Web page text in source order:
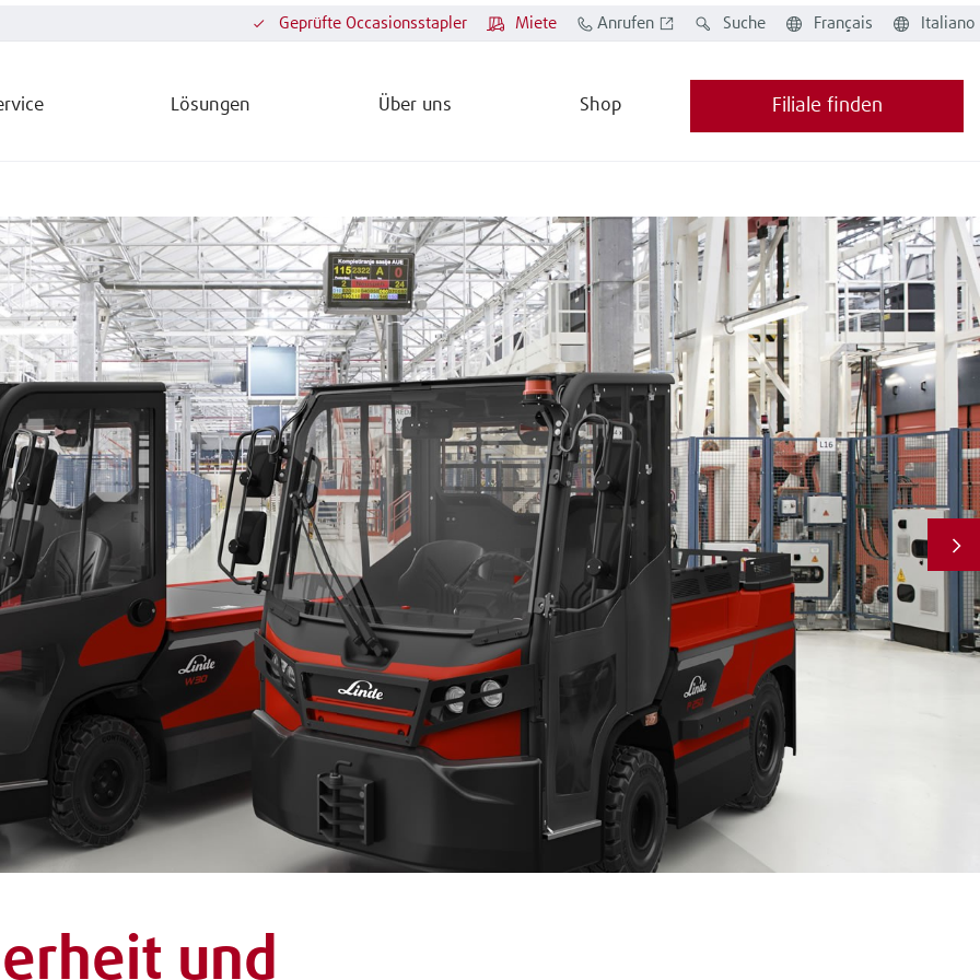
Lösungen Über uns Shop
Français Italiano
Suche
Anrufen
Miete
Geprüfte Occasionsstapler
Filiale finden
und